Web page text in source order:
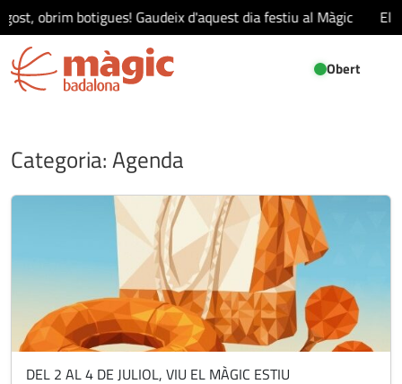
obrim botigues! Gaudeix d'aquest dia festiu al Màgic El
Obert
Categoria:Agenda
DEL 2 AL 4 DE JULIOL, VIU EL MÀGIC ESTIU